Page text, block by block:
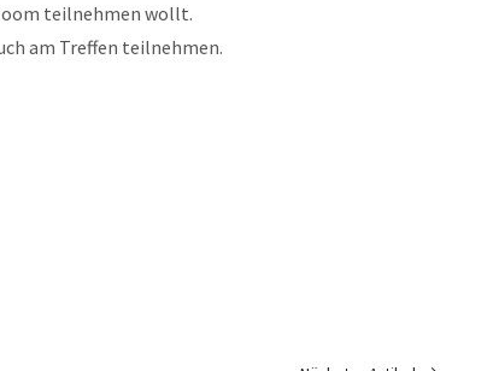
teilnehmen wollt.
am Treffen teilnehmen.